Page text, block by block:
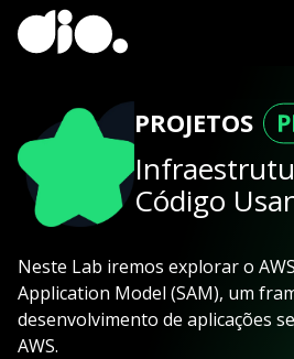
PROJETOS
Código
Neste Lab iremos explorar o
Application Model (SAM), um
desenvolvimento de aplicações
AWS.